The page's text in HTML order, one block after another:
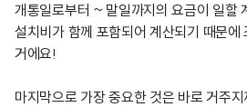
개통일로부터 ~ 말일까지의 요금이 일할
설치비가 함께 포함되어 계산되기 때문에
거에요!
마지막으로 가장 중요한 것은 바로 거주